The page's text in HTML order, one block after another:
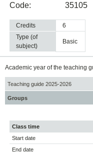
Code:
35105
Credits
6
Type (of
subject)
basic
Academic year of the teaching
Teaching guide 2025-2026
Groups
Class time
Start date
End date